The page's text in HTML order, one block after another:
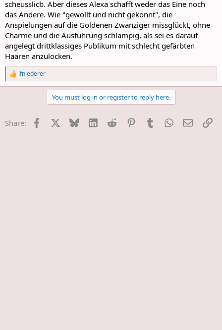
scheusslicb. Aber dieses Alexa schafft weder das Eine noch
das Andere. Wie "gewollt und nicht gekonnt", die
Anspielungen auf die Goldenen Zwanziger missglückt, ohne
Charme und die Ausführung schlampig, als sei es darauf
angelegt drittklassiges Publikum mit schlecht gefärbten
Haaren anzulocken.
R
e
o
lfniederer
You must log in or register to reply here.
Share: Facebook Bluesky LinkedInReddit PinterestTumblrWhatsApp
E-Mail